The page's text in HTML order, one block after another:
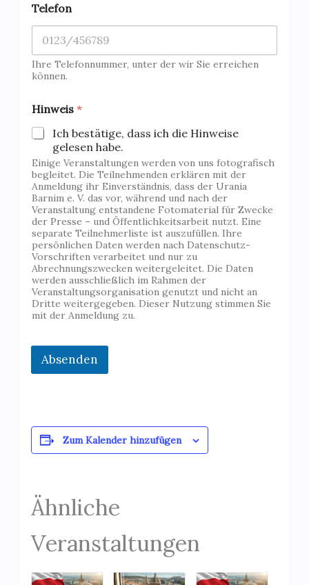
e
l
o
n
u
r
W
a
t
e
l
i
s
t
e
Telefon
Ihre Telefonnummer, unter der wir Sie erreichen
können.
Hinweis *
Ich bestätige, dass ich die Hinweise
gelesen habe.
Einige Veranstaltungen werden von uns fotografisch
begleitet. Die Teilnehmenden erklären mit der
Anmeldung ihr Einverständnis, dass der Urania
Barnim e. V. das vor, während und nach der
Veranstaltung entstandene Fotomaterial für Zwecke
der Presse – und Öffentlichkeitsarbeit nutzt. Eine
separate Teilnehmerliste ist auszufüllen. Ihre
persönlichen Daten werden nach Datenschutz-
Vorschriften verarbeitet und nur zu
Abrechnungszwecken weitergeleitet. Die Daten
werden ausschließlich im Rahmen der
Veranstaltungsorganisation genutzt und nicht an
Dritte weitergegeben. Dieser Nutzung stimmen Sie
mit der Anmeldung zu.
Absenden
Zum Kalender hinzufügen
Ähnliche
Veranstaltungen